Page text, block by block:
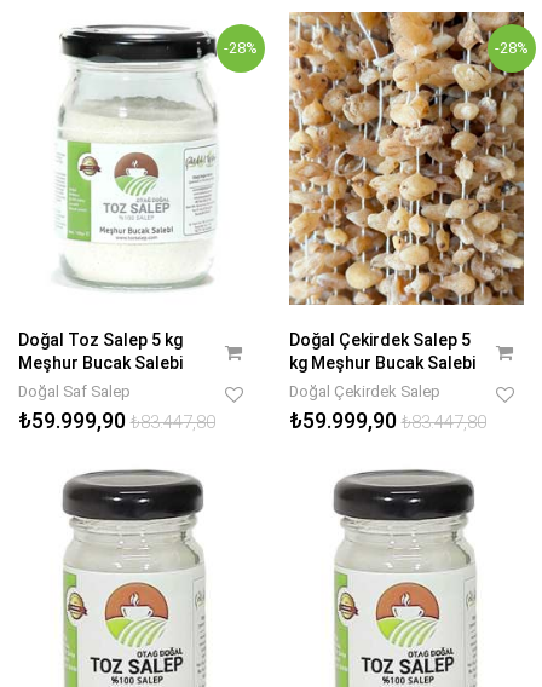
-28%
Doğal Toz Salep 5 kg
Meşhur Bucak Salebi
Doğal Saf Salep
₺59.999,90₺83.447,80
-28%
Doğal Çekirdek Salep 5
kg Meşhur Bucak Salebi
Doğal Çekirdek Salep
₺59.999,90₺83.447,80